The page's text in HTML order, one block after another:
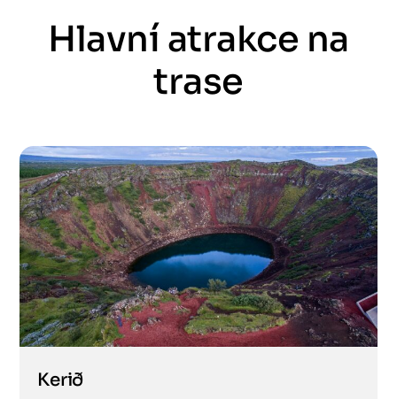
Hlavní atrakce na
trase
Kerið